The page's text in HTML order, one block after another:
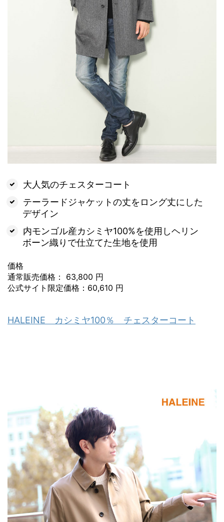
大人気のチェスターコート
テーラードジャケットの丈をロング丈にした
デザイン
内モンゴル産カシミヤ100%を使用しヘリン
ボーン織りで仕立てた生地を使用
価格
通常販売価格： 63,800 円
公式サイト限定価格：60,610 円
HALEINE カシミヤ100％ チェスターコート